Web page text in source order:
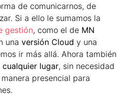
de comunicarnos, de
Si a ello le sumamos la
gestión, como el de MN
una versión Cloud y una
ir más allá. Ahora también
lugar, sin necesidad
presencial para